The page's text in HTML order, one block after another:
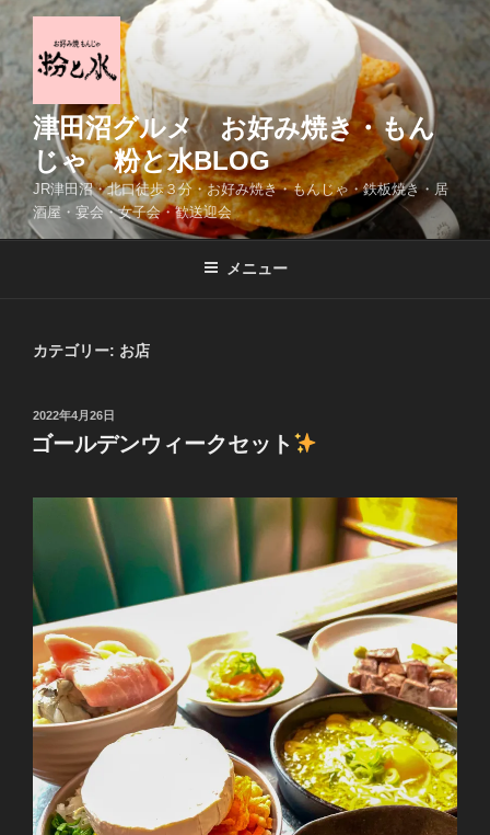
コ
テ
ン
ツ
ス
キ
ッ
津田沼グルメ お好み焼き・もん
じゃ 粉と水BLOG
JR津田沼・北口徒歩３分・お好み焼き・もんじゃ・鉄板焼き・居
酒屋・宴会・女子会・歓送迎会
メニュー
カテゴリー: お店
投
日:
2022年4月26日
ゴールデンウィークセット